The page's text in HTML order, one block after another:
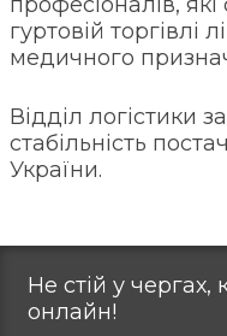
гуртовій торгівлі
медичного
Відділ логістики
стабільність
України.
Не стій у чергах,
онлайн!